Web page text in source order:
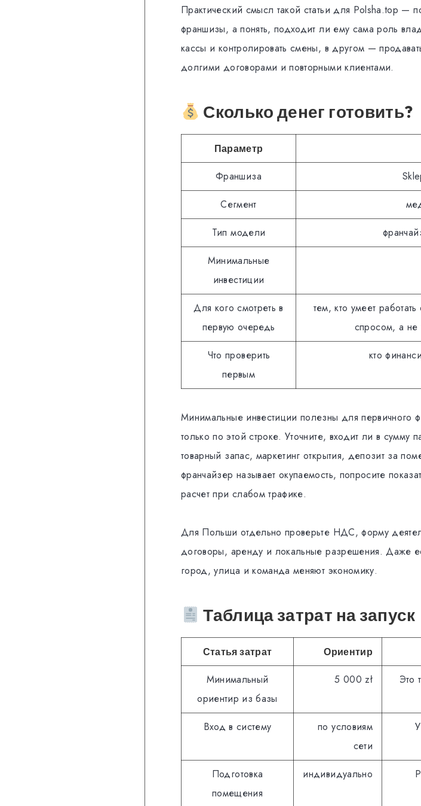
Практический смысл такой статьи для Polsha.top —
франшизы, а понять, подходит ли ему сама роль
кассы и контролировать смены, в другом —
долгими договорами и повторными клиентами.
Сколько денег готовить?
Параметр
Франшиза
Сегмент
Тип модели
Минимальные
инвестиции
Для кого смотреть в
первую очередь
тем, кто умеет
спросом, а не
Что проверить
первым
кто
Минимальные инвестиции полезны для первичного
только по этой строке. Уточните, входит ли в
товарный запас, маркетинг открытия, депозит за
франчайзер называет окупаемость, попросите
расчет при слабом трафике.
Для Польши отдельно проверьте НДС, форму
договоры, аренду и локальные разрешения. Даже
город, улица и команда меняют экономику.
Таблица затрат на запуск
Статья затрат Ориентир
Минимальный
ориентир из базы
5 000 zł
Это
Вход в систему
по условиям
сети
Подготовка
помещения
индивидуально